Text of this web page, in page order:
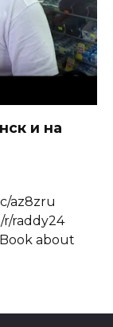
и на
az8zru
raddy24
about